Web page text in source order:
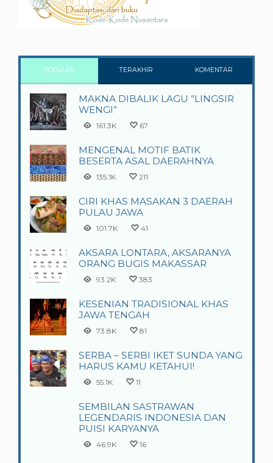
POPULER TERAKHIR KOMENTAR
MAKNA DIBALIK LAGU ”LINGSIR
WENGI”
161.3K 67
MENGENAL MOTIF BATIK
BESERTA ASAL DAERAHNYA
135.1K 211
CIRI KHAS MASAKAN 3 DAERAH
PULAU JAWA
101.7K 41
AKSARA LONTARA, AKSARANYA
ORANG BUGIS MAKASSAR
93.2K 383
KESENIAN TRADISIONAL KHAS
JAWA TENGAH
73.8K 81
SERBA – SERBI IKET SUNDA YANG
HARUS KAMU KETAHUI!
55.1K 11
SEMBILAN SASTRAWAN
LEGENDARIS INDONESIA DAN
PUISI KARYANYA
46.9K 16